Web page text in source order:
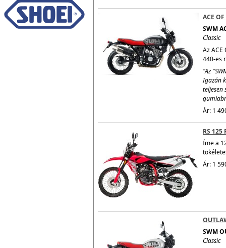
ACE
SWM
Classic
Az
440-es
"Az
Igazán
teljesen
Ár: 1
RS 125
Íme a
Ár: 1
SWM
Classic